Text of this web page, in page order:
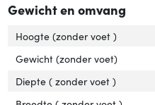
Gewicht en omvang
Hoogte (zonder voet )
Gewicht (zonder voet)
Diepte ( zonder voet )